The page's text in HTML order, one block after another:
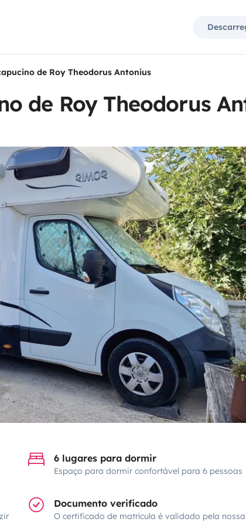
de Roy Theodorus Antonius
de Roy Theodorus
6 lugares para dormir
Espaço para dormir confortável para 6 pessoas
Documento verificado
O certificado de matrícula é validado pela nossa